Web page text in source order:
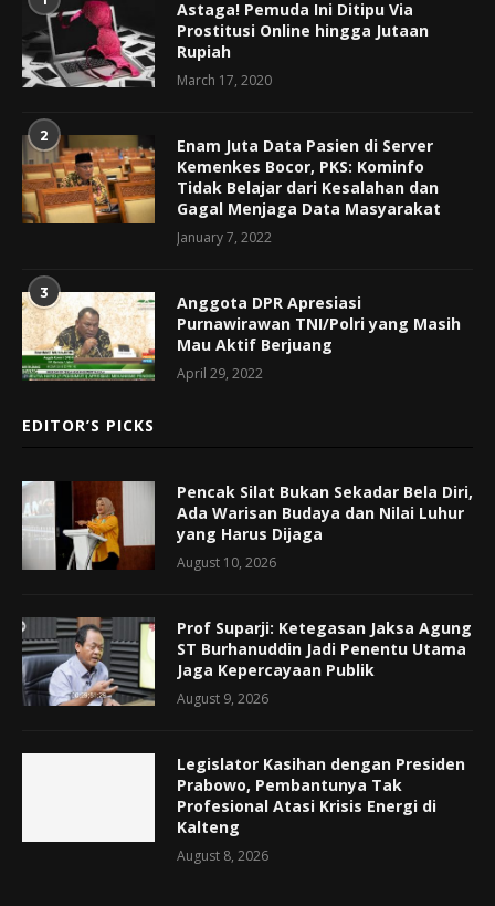
Astaga! Pemuda Ini Ditipu Via
Prostitusi Online hingga Jutaan
Rupiah
March 17, 2020
2
Enam Juta Data Pasien di Server
Kemenkes Bocor, PKS: Kominfo
Tidak Belajar dari Kesalahan dan
Gagal Menjaga Data Masyarakat
January 7, 2022
3
Anggota DPR Apresiasi
Purnawirawan TNI/Polri yang Masih
Mau Aktif Berjuang
April 29, 2022
EDITOR’S PICKS
Pencak Silat Bukan Sekadar Bela Diri,
Ada Warisan Budaya dan Nilai Luhur
yang Harus Dijaga
August 10, 2026
Prof Suparji: Ketegasan Jaksa Agung
ST Burhanuddin Jadi Penentu Utama
Jaga Kepercayaan Publik
August 9, 2026
Legislator Kasihan dengan Presiden
Prabowo, Pembantunya Tak
Profesional Atasi Krisis Energi di
Kalteng
August 8, 2026